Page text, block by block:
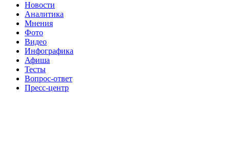
Новости
Аналитика
Мнения
Фото
Видео
Инфографика
Афиша
Тесты
Вопрос-ответ
Пресс-центр